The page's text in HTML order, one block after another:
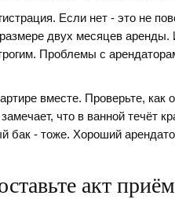
Если нет - это не
двух месяцев
Проблемы с
вместе. Проверьте, как
что в ванной течёт
бак - тоже. Хороший
акт